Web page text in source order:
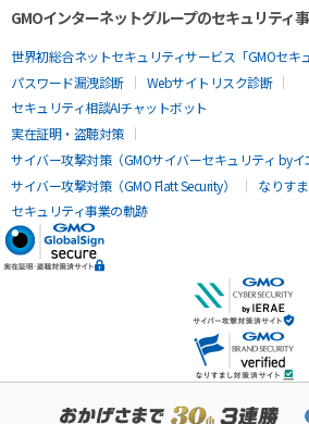
GMOインターネットグループのセキュリティ
世界初総合ネットセキュリティサービス「GMOセキ
パスワード漏洩診断
Webサイトリスク診断
セキュリティ相談AIチャットボット
実在証明・盗聴対策
サイバー攻撃対策（GMOサイバーセキュリティ byイ
サイバー攻撃対策（GMO Flatt Security）
なりす
セキュリティ事業の軌跡